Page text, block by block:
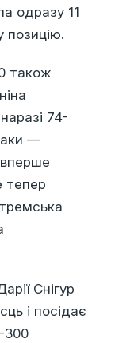
одразу 11
позицію.
також
74-
—
вперше
тепер
Снігур
і посідає
300